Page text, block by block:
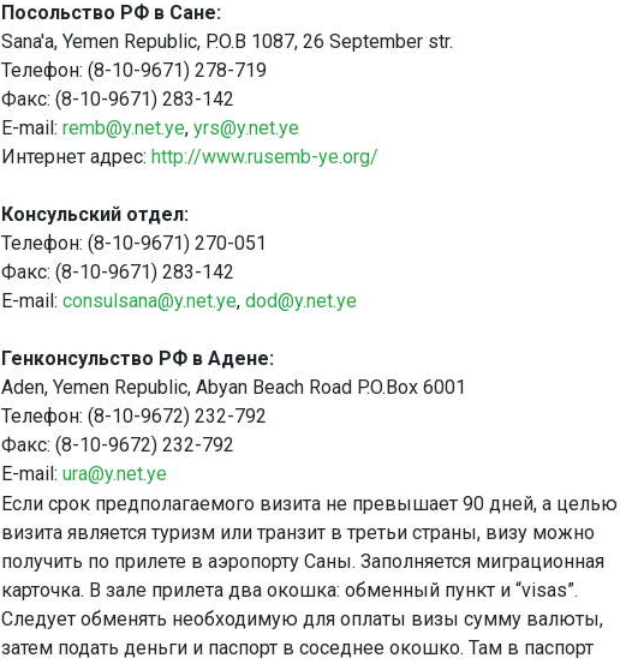
Посольство РФ в Сане:
Sana'a, Yemen Republic, P.O.B 1087, 26 September str.
Телефон: (8-10-9671) 278-719
Факс: (8-10-9671) 283-142
E-mail: remb@y.net.ye, yrs@y.net.ye
Интернет адрес: http://www.rusemb-ye.org/
Консульский отдел:
Телефон: (8-10-9671) 270-051
Факс: (8-10-9671) 283-142
E-mail: consulsana@y.net.ye, dod@y.net.ye
Генконсульство РФ в Адене:
Aden, Yemen Republic, Abyan Beach Road P.O.Box 6001
Телефон: (8-10-9672) 232-792
Факс: (8-10-9672) 232-792
E-mail: ura@y.net.ye
Если срок предполагаемого визита не превышает 90 дней, а целью
визита является туризм или транзит в третьи страны, визу можно
получить по прилете в аэропорту Саны. Заполняется миграционная
карточка. В зале прилета два окошка: обменный пункт и “visas”.
Следует обменять необходимую для оплаты визы сумму валюты,
затем подать деньги и паспорт в соседнее окошко. Там в паспорт